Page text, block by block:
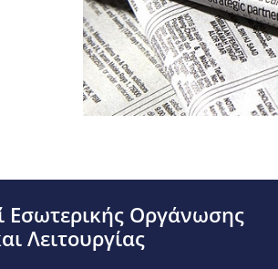
Εσωτερικής Οργάνωσης
Λειτουργίας